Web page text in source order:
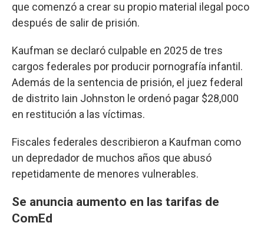
que comenzó a crear su propio material ilegal poco
después de salir de prisión.
Kaufman se declaró culpable en 2025 de tres
cargos federales por producir pornografía infantil.
Además de la sentencia de prisión, el juez federal
de distrito Iain Johnston le ordenó pagar $28,000
en restitución a las víctimas.
Fiscales federales describieron a Kaufman como
un depredador de muchos años que abusó
repetidamente de menores vulnerables.
Se anuncia aumento en las tarifas de
ComEd